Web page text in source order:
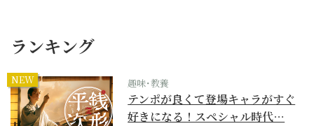
ランキング
NEW 趣味･教養
テンポが良くて登場キャラがすぐ
好きになる！スペシャル時代…